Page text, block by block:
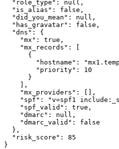
  "role_type": null,
  "is_alias": false,
  "did_you_mean": null,
  "has_gravatar": false,
  "dns": {
    "mx": true,
    "mx_records": [
      {
"hostname":
        "priority": 10
      }
    ],
    "mx_providers": [],
"spf": "v=spf1
    "spf_valid": true,
    "dmarc": null,
    "dmarc_valid": false
  },
  "risk_score": 85
}